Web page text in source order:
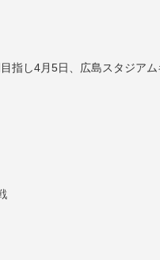
指し4月5日、広島スタジアム